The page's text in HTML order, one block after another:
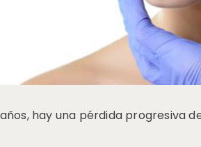
hay una pérdida progresiva